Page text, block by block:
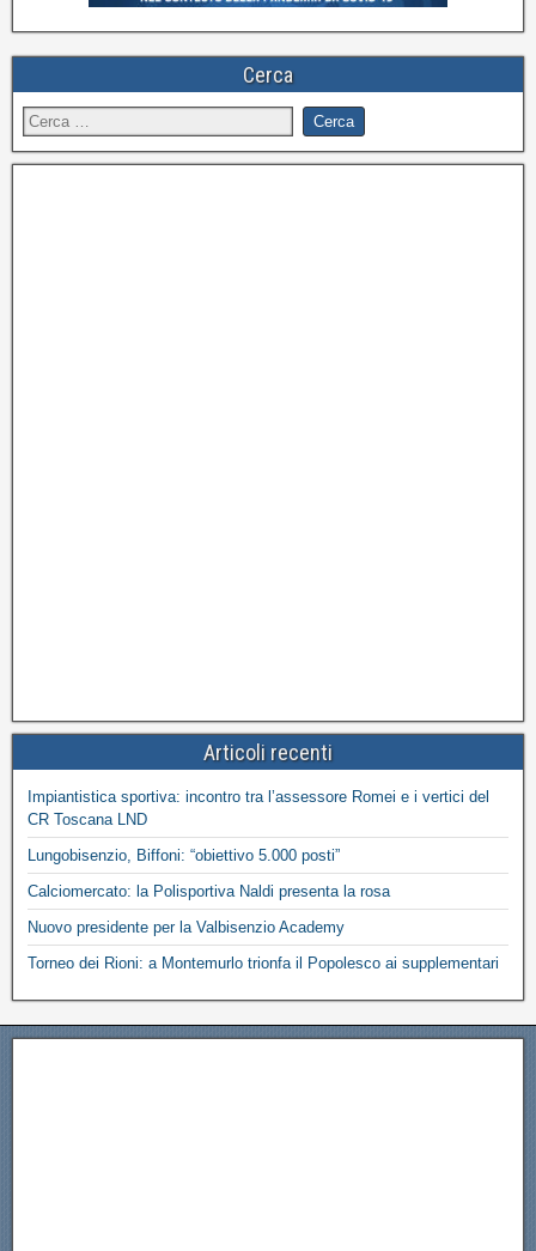
Cerca
Articoli recenti
Impiantistica sportiva: incontro tra l’assessore Romei e i vertici del
CR Toscana LND
Lungobisenzio, Biffoni: “obiettivo 5.000 posti”
Calciomercato: la Polisportiva Naldi presenta la rosa
Nuovo presidente per la Valbisenzio Academy
Torneo dei Rioni: a Montemurlo trionfa il Popolesco ai supplementari